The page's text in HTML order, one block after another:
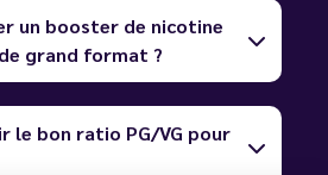
un booster de nicotine
grand format ?
le bon ratio PG/VG pour